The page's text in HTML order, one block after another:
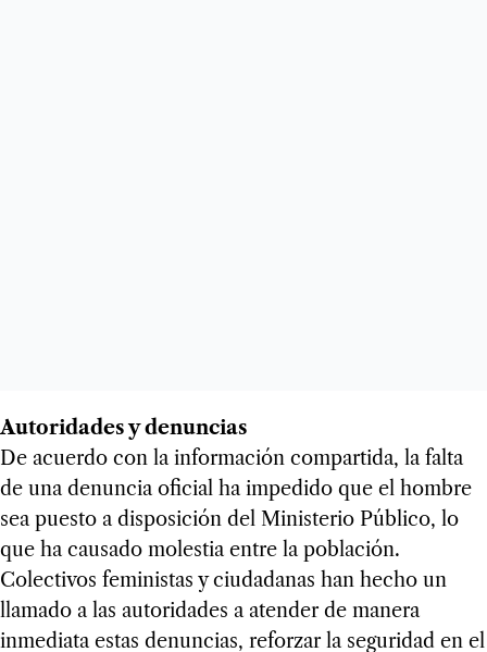
Autoridades y denuncias
De acuerdo con la información compartida, la falta
de una denuncia oficial ha impedido que el hombre
sea puesto a disposición del Ministerio Público, lo
que ha causado molestia entre la población.
Colectivos feministas y ciudadanas han hecho un
llamado a las autoridades a atender de manera
inmediata estas denuncias, reforzar la seguridad en el